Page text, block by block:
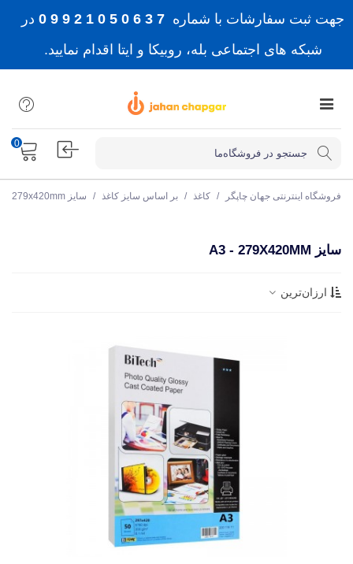
جهت ثبت سفارشات با شماره 7 3 6 0 5 0 1 2 9 9 0
در
شبکه های اجتماعی بله، روبیکا و ایتا اقدام نمایید.
0
فروشگاه اینترنتی جهان چاپگر / کاغذ / بر اساس سایز کاغذ / سایز A3 - 279x420mm
سایز A3 - 279X420MM
ارزان‌ترین